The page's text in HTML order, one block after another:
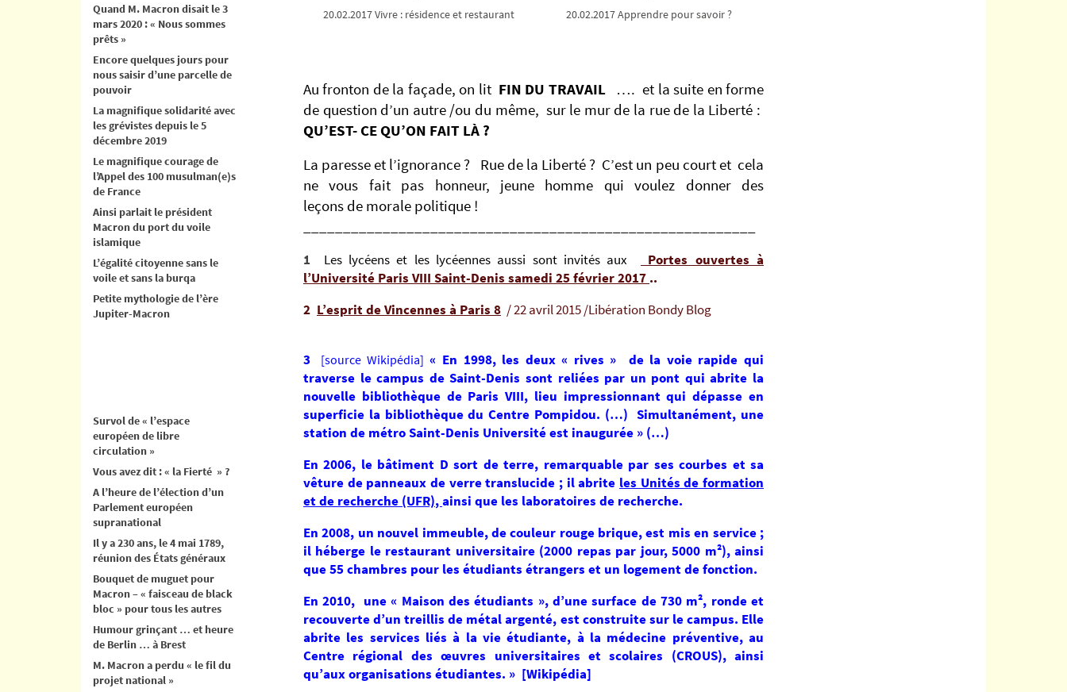
20.02.2017 Vivre : résidence et restaurant 20.02.2017 Apprendre pour savoir ?
Au fronton de la façade, on lit FIN DU TRAVAIL…. et la suite en forme
de question d’un autre /ou du même, sur le mur de la rue de la Liberté :
QU’EST- CE QU’ON FAIT LÀ ?
La paresse et l’ignorance ? Rue de la Liberté ? C’est un peu court et cela
ne vous fait pas honneur, jeune homme qui voulez donner des
leçons de morale politique !
1 Les lycéens et les lycéennes aussi sont invités aux
Portes ouvertes à
l’Université Paris VIII Saint-Denis samedi 25 février 2017 ..
2 L’esprit de Vincennes à Paris 8 /22 avril 2015 /Libération Bondy Blog
3 [source Wikipédia] « En 1998, les deux « rives » de la voie rapide qui
traverse le campus de Saint-Denis sont reliées par un pont qui abrite la
nouvelle bibliothèque de Paris VIII, lieu impressionnant qui dépasse en
superficie la bibliothèque du Centre Pompidou. (…) Simultanément, une
station de métro Saint-Denis Université est inaugurée » (…)
En 2006, le bâtiment D sort de terre, remarquable par ses courbes et sa
vêture de panneaux de verre translucide ; il abrite les Unités de formation
et de recherche (UFR),ainsi que les laboratoires de recherche.
En 2008, un nouvel immeuble, de couleur rouge brique, est mis en service ;
il héberge le restaurant universitaire (2000 repas par jour, 5000 m²), ainsi
que 55 chambres pour les étudiants étrangers et un logement de fonction.
En 2010, une « Maison des étudiants », d’une surface de 730 m², ronde et
recouverte d’un treillis de métal argenté, est construite sur le campus. Elle
abrite les services liés à la vie étudiante, à la médecine préventive, au
Centre régional des œuvres universitaires et scolaires (CROUS), ainsi
qu’aux organisations étudiantes. » [Wikipédia]
Quand M. Macron disait le 3
mars 2020 : « Nous sommes
prêts »
Encore quelques jours pour
nous saisir d’une parcelle de
pouvoir
La magnifique solidarité avec
les grévistes depuis le 5
décembre 2019
Le magnifique courage de
l’Appel des 100 musulman(e)s
de France
Ainsi parlait le président
Macron du port du voile
islamique
L’égalité citoyenne sans le
voile et sans la burqa
Petite mythologie de l’ère
Jupiter-Macron
Survol de « l’espace
européen de libre
circulation »
Vous avez dit : « la Fierté » ?
A l’heure de l’élection d’un
Parlement européen
supranational
Il y a 230 ans, le 4 mai 1789,
réunion des États généraux
Bouquet de muguet pour
Macron – « faisceau de black
bloc » pour tous les autres
Humour grinçant … et heure
de Berlin … à Brest
M. Macron a perdu « le fil du
projet national »